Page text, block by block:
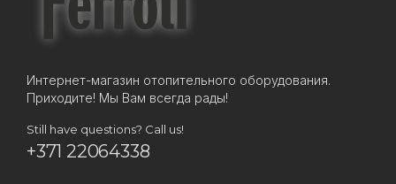
Интернет-магазин отопительного оборудования.
Приходите! Мы Вам всегда рады!
Still have questions? Call us!
+371 22064338